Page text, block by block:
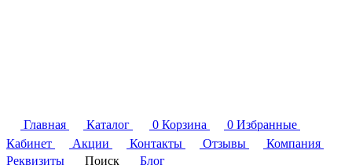
Главная Каталог 0 Корзина 0 Избранные
Кабинет
Акции Контакты Отзывы
Компания
Реквизиты
Поиск Блог